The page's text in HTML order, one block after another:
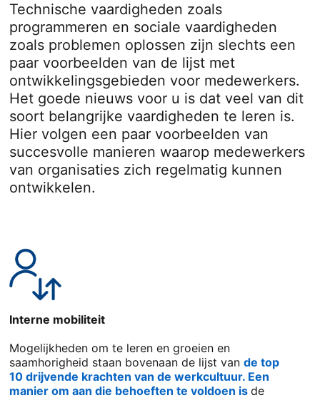
Technische vaardigheden zoals
programmeren en sociale vaardigheden
zoals problemen oplossen zijn slechts een
paar voorbeelden van de lijst met
ontwikkelingsgebieden voor medewerkers.
Het goede nieuws voor u is dat veel van dit
soort belangrijke vaardigheden te leren is.
Hier volgen een paar voorbeelden van
succesvolle manieren waarop medewerkers
van organisaties zich regelmatig kunnen
ontwikkelen.
Interne mobiliteit
Mogelijkheden om te leren en groeien en
saamhorigheid staan bovenaan de lijst vande top
10 drijvende krachten van de werkcultuur. Een
manier om aan die behoeften te voldoen isopens in a
de